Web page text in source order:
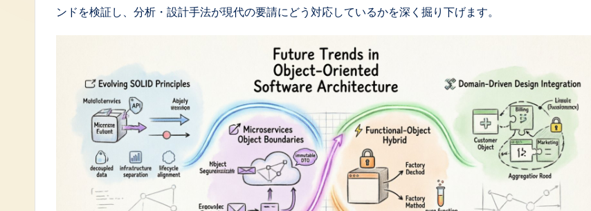
ンドを検証し、分析・設計手法が現代の要請にどう対応しているかを深く掘り下げます。